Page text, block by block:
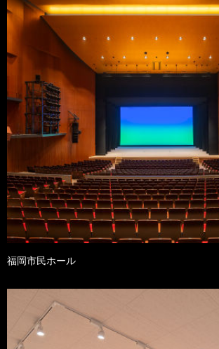
福岡市民ホール